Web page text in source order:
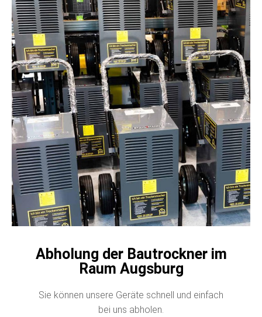
Abholung der Bautrockner im
Raum Augsburg
Sie können unsere Geräte schnell und einfach
bei uns abholen.